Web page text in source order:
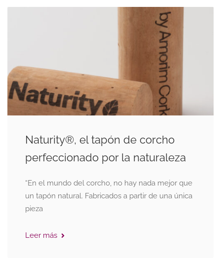
Naturity®, el tapón de corcho
perfeccionado por la naturaleza
“En el mundo del corcho, no hay nada mejor que
un tapón natural. Fabricados a partir de una única
pieza
Leer más